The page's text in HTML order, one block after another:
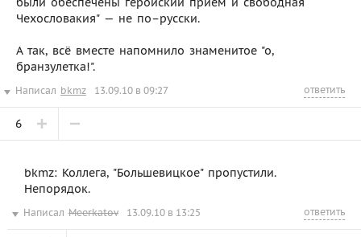
Чехословакия" — не по–русски.
А так, всё вместе напомнило знаменитое "о,
бранзулетка!".
Написал bkmz 13.09.10 в 09:27 ответить
6
bkmz: Коллега, "Большевицкое" пропустили.
Непорядок.
Написал Meerkatov 13.09.10 в 13:25 ответить